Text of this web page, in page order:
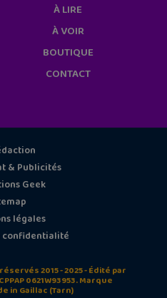
À LIRE
À VOIR
BOUTIQUE
CONTACT
& Publicités
Geek
légales
confidentialité
2015 - 2025 - Édité par
0621W93953. Marque
in Gaillac (Tarn)